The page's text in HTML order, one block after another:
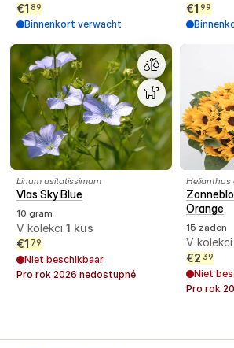
€1 89
Binnenkort verwacht
€1 99
Linum usitatissimum
Vlas Sky Blue
10 gram
V kolekci 1 kus
€1 79
Niet beschikbaar
Pro rok 2026 nedostupné
Helianthus
Orange
15 zaden
V kolekci
€2 39
Niet
Pro rok